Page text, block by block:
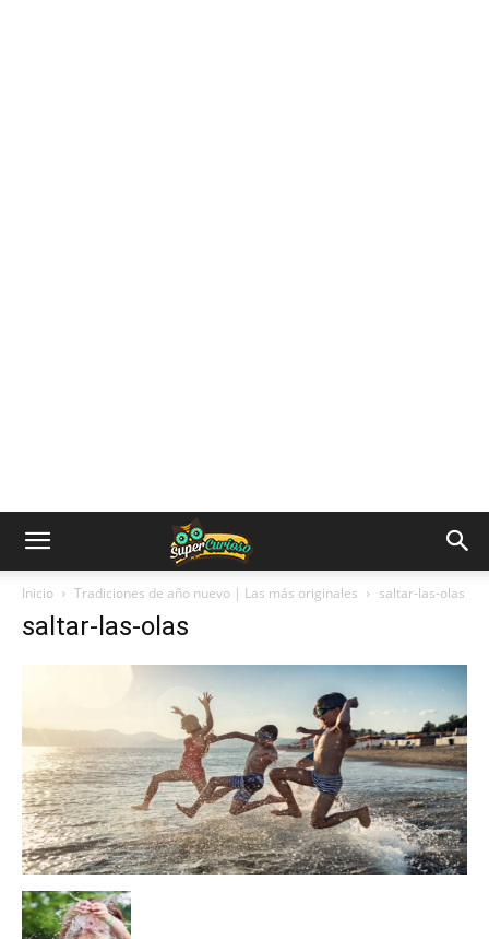
Inicio Tradiciones de año nuevo | Las más originales saltar-las-olas
saltar-las-olas